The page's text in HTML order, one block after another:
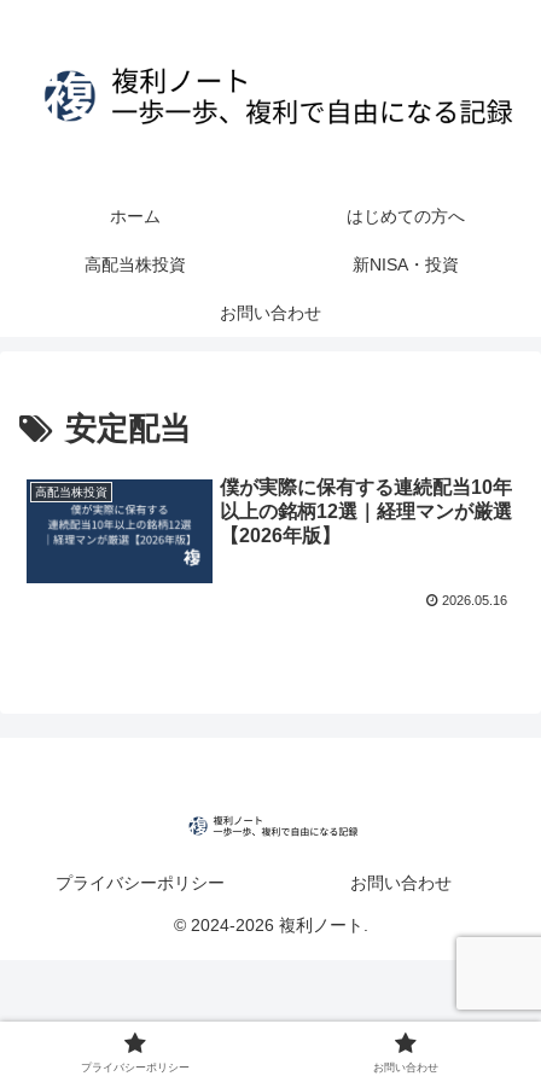
ホーム はじめての方へ
高配当株投資 新NISA・投資
お問い合わせ
安定配当
高配当株投資
僕が実際に保有する連続配当10年
以上の銘柄12選｜経理マンが厳選
【2026年版】
2026.05.16
プライバシーポリシー お問い合わせ
© 2024-2026 複利ノート.
プライバシーポリシー お問い合わせ